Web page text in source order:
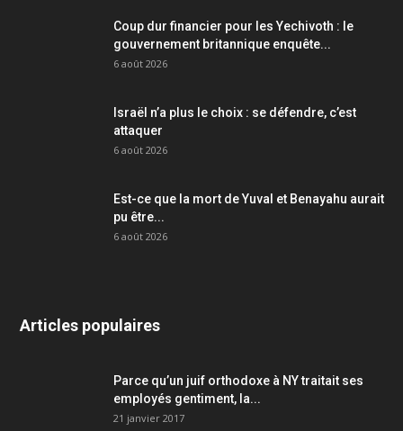
Coup dur financier pour les Yechivoth : le
gouvernement britannique enquête...
6 août 2026
Israël n’a plus le choix : se défendre, c’est
attaquer
6 août 2026
Est-ce que la mort de Yuval et Benayahu aurait
pu être...
6 août 2026
Articles populaires
Parce qu’un juif orthodoxe à NY traitait ses
employés gentiment, la...
21 janvier 2017